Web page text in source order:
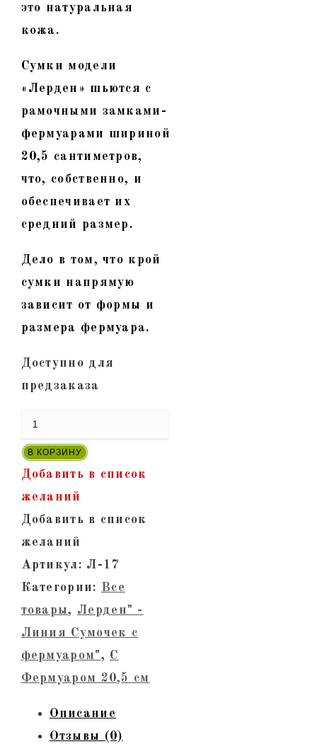
это натуральная
кожа.
Сумки модели
«Лерден» шьются с
рамочными замками-
фермуарами шириной
20,5 сантиметров,
что, собственно, и
обеспечивает их
средний размер.
Дело в том, что крой
сумки напрямую
зависит от формы и
размера фермуара.
Доступно для
предзаказа
Количество
товара
"Лерден-17"
золото
В КОРЗИНУ
Добавить в список
желаний
Добавить в список
желаний
Артикул: Л-17
Категории:
Все
товары, Лерден" -
Линия Сумочек с
фермуаром", С
Фермуаром 20,5 см
Описание
Отзывы (0)